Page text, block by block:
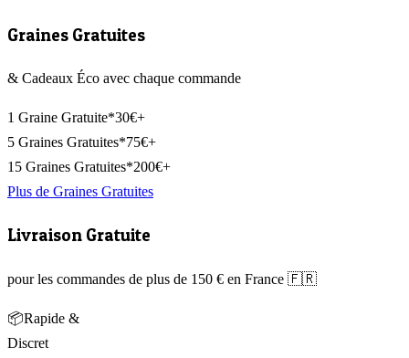
Graines Gratuites
& Cadeaux Éco avec chaque commande
1 Graine Gratuite*30€+
5 Graines Gratuites*75€+
15 Graines Gratuites*200€+
Plus de Graines Gratuites
Livraison Gratuite
pour les commandes de plus de 150 € en France 🇫🇷
📦Rapide &
Discret